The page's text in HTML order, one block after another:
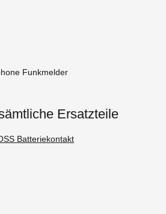
Funkmelder
Ersatzteile